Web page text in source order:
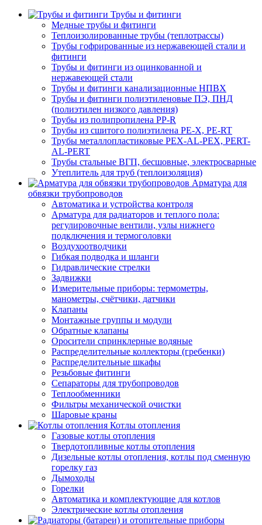
Трубы и фитинги
Медные трубы и фитинги
Теплоизолированные трубы (теплотрассы)
Трубы гофрированные из нержавеющей стали и
фитинги
Трубы и фитинги из оцинкованной и
нержавеющей стали
Трубы и фитинги канализационные НПВХ
Трубы и фитинги полиэтиленовые ПЭ, ПНД
(полиэтилен низкого давления)
Трубы из полипропилена PP-R
Трубы из сшитого полиэтилена PE-X, PE-RT
Трубы металлопластиковые PEX-AL-PEX, PERT-
AL-PERT
Трубы стальные ВГП, бесшовные, электросварные
Утеплитель для труб (теплоизоляция)
Арматура для
обвязки трубопроводов
Автоматика и устройства контроля
Арматура для радиаторов и теплого пола:
регулировочные вентили, узлы нижнего
подключения и термоголовки
Воздухоотводчики
Гибкая подводка и шланги
Гидравлические стрелки
Задвижки
Измерительные приборы: термометры,
манометры, счётчики, датчики
Клапаны
Монтажные группы и модули
Обратные клапаны
Оросители спринклерные водяные
Распределительные коллекторы (гребенки)
Распределительные шкафы
Резьбовые фитинги
Сепараторы для трубопроводов
Теплообменники
Фильтры механической очистки
Шаровые краны
Котлы отопления
Газовые котлы отопления
Твердотопливные котлы отопления
Дизельные котлы отопления, котлы под сменную
горелку газ
Дымоходы
Горелки
Автоматика и комплектующие для котлов
Электрические котлы отопления